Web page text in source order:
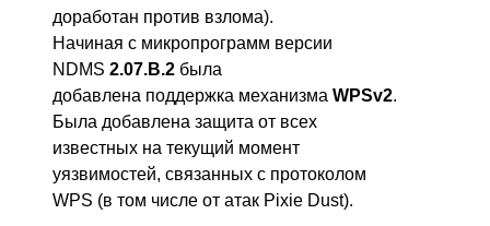
доработан против взлома).
Начиная с микропрограмм версии
NDMS 2.07.B.2 была
добавлена поддержка механизма WPSv2.
Была добавлена защита от всех
известных на текущий момент
уязвимостей, связанных с протоколом
WPS (в том числе от атак Pixie Dust).